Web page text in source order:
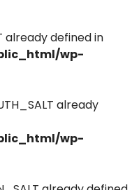
already defined in
wp-
already
wp-